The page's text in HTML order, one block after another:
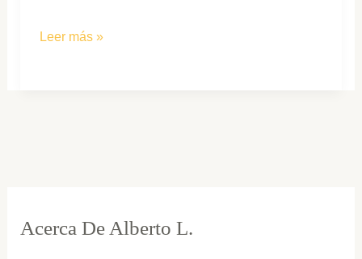
De
Dar
Leer más »
Acerca De Alberto L.